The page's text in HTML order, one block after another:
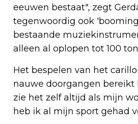
eeuwen bestaat", zegt
tegenwoordig ook
bestaande
alleen al oplopen tot 100
Het bespelen van het
nauwe doorgangen bereikt
zie het zelf altijd als mijn
heb ik al mijn sport gehad